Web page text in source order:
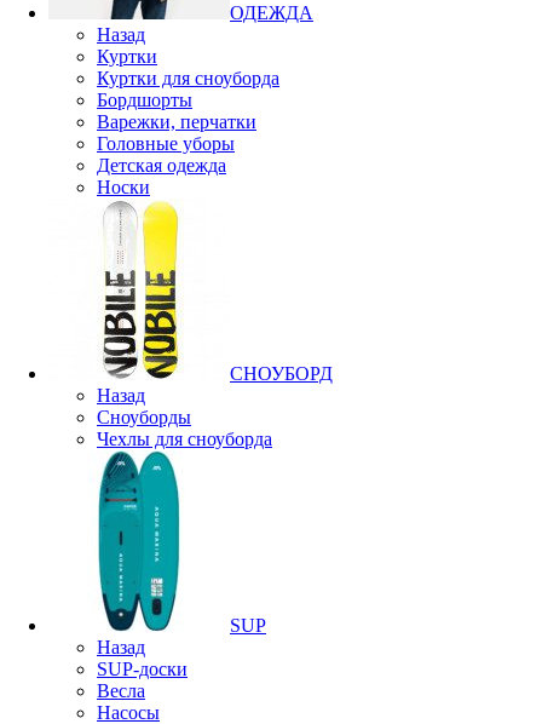
ОДЕЖДА
Назад
Куртки
Куртки для сноуборда
Бордшорты
Варежки, перчатки
Головные уборы
Детская одежда
Носки
СНОУБОРД
Назад
Сноуборды
Чехлы для сноуборда
SUP
Назад
SUP-доски
Весла
Насосы